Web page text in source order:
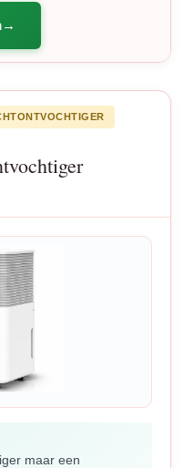
maar een